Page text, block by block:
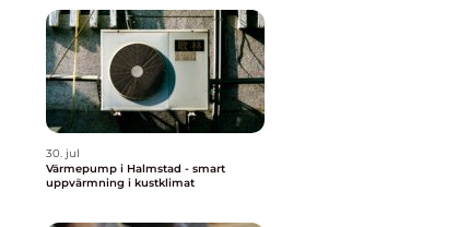
30. jul
Värmepump i Halmstad - smart
uppvärmning i kustklimat